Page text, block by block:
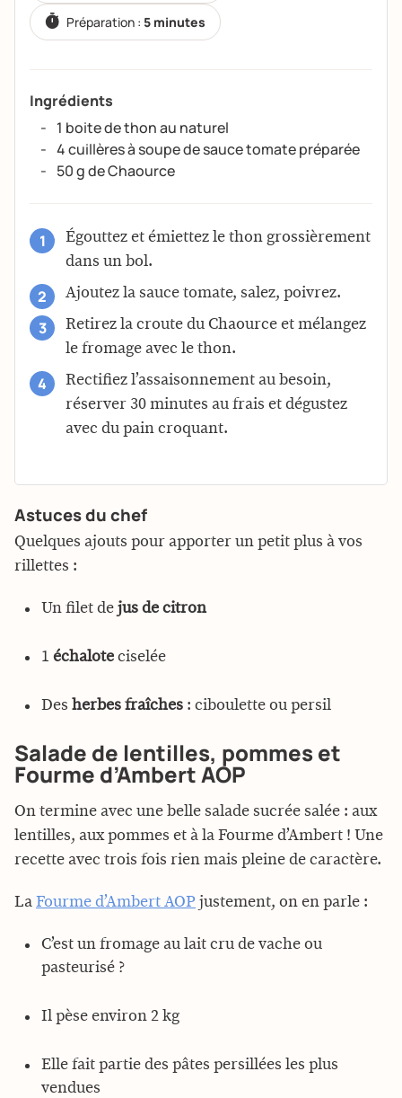
Préparation : 5 minutes
Ingrédients
1 boite de thon au naturel
4 cuillères à soupe de sauce tomate préparée
50 g de Chaource
Égouttez et émiettez le thon grossièrement
dans un bol.
Ajoutez la sauce tomate, salez, poivrez.
Retirez la croute du Chaource et mélangez
le fromage avec le thon.
Rectifiez l’assaisonnement au besoin,
réserver 30 minutes au frais et dégustez
avec du pain croquant.
Astuces du chef
Quelques ajouts pour apporter un petit plus à vos
rillettes :
Un filet de jus de citron
1 échalote ciselée
Des herbes fraîches : ciboulette ou persil
Salade de lentilles, pommes et
Fourme d’Ambert AOP
On termine avec une belle salade sucrée salée : aux
lentilles, aux pommes et à la Fourme d’Ambert ! Une
recette avec trois fois rien mais pleine de caractère.
La Fourme d’Ambert AOP justement, on en parle :
C’est un fromage au lait cru de vache ou
pasteurisé ?
Il pèse environ 2 kg
Elle fait partie des pâtes persillées les plus
vendues